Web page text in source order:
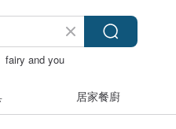
fairy and you
居家餐廚